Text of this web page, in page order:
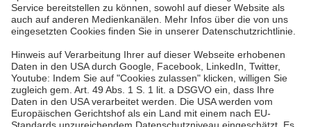
IT Service Desk
Über uns
Karriere